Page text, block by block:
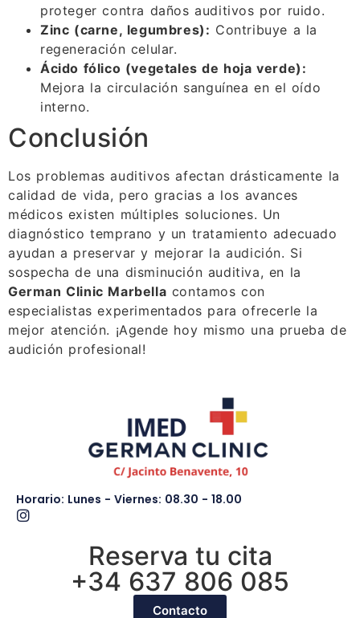
proteger contra daños auditivos por ruido.
Zinc (carne, legumbres): Contribuye a la
regeneración celular.
Ácido fólico (vegetales de hoja verde):
Mejora la circulación sanguínea en el oído
interno.
Conclusión
Los problemas auditivos afectan drásticamente la
calidad de vida, pero gracias a los avances
médicos existen múltiples soluciones. Un
diagnóstico temprano y un tratamiento adecuado
ayudan a preservar y mejorar la audición. Si
sospecha de una disminución auditiva, en la
German Clinic Marbella contamos con
especialistas experimentados para ofrecerle la
mejor atención. ¡Agende hoy mismo una prueba de
audición profesional!
Horario: Lunes - Viernes: 08.30 - 18.00
Reserva tu cita
+34 637 806 085
Contacto